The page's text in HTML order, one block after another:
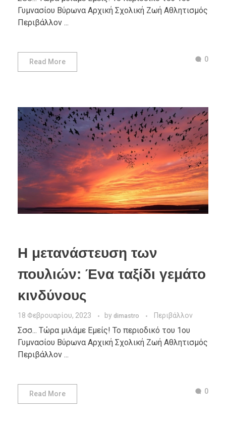
Γυμνασίου Βύρωνα Αρχική Σχολική Ζωή Αθλητισμός
Περιβάλλον ...
Read More 0
Η μετανάστευση των
πουλιών: Ένα ταξίδι γεμάτο
κινδύνους
18 Φεβρουαρίου, 2023 by dimastro Περιβάλλον
Σσσ... Τώρα μιλάμε Εμείς! Το περιοδικό του 1ου
Γυμνασίου Βύρωνα Αρχική Σχολική Ζωή Αθλητισμός
Περιβάλλον ...
Read More 0